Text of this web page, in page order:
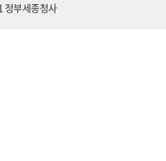
정부세종청사